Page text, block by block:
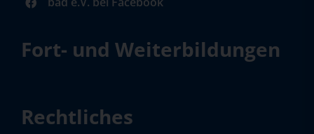
Fort- und Weiterbildungen
Rechtliches